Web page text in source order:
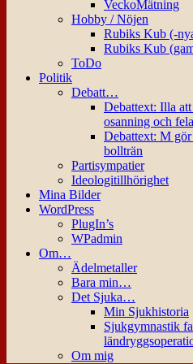
VeckoMätning
Hobby / Nöjen
Rubiks Kub (-
Rubiks Kub
ToDo
Politik
Debatt…
Debattext: Illa
osanning och
Debattext: M
bollträn
Partisympatier
Ideologitillhörighet
Mina Bilder
WordPress
PlugIn’s
WPadmin
Om…
Ädelmetaller
Bara min…
Det Sjuka…
Min Sjukhistoria
Sjukgymnastik
Om mig